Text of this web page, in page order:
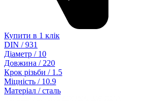
Купити в 1 клік
DIN / 931
Діаметр / 10
Довжина / 220
Крок різьби / 1.5
Міцність / 10.9
Матеріал / сталь